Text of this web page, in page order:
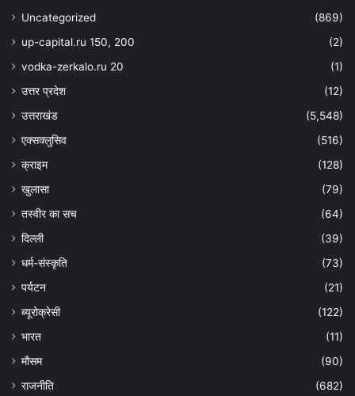
Uncategorized
(869)
up-capital.ru 150, 200
(2)
vodka-zerkalo.ru 20
(1)
उत्तर प्रदेश
(12)
उत्तराखंड
(5,548)
एक्सक्लुसिव
(516)
क्राइम
(128)
खुलासा
(79)
तस्वीर का सच
(64)
दिल्ली
(39)
धर्म-संस्कृति
(73)
पर्यटन
(21)
ब्यूरोक्रेसी
(122)
भारत
(11)
मौसम
(90)
राजनीति
(682)